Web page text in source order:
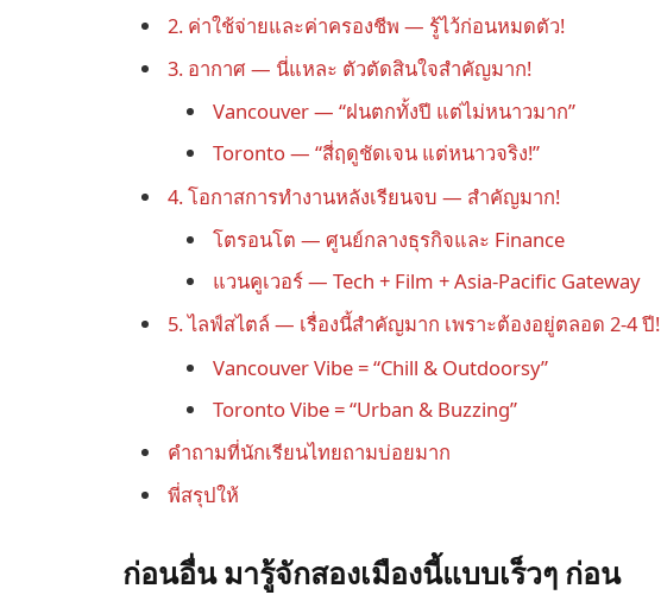
2. ค่าใช้จ่ายและค่าครองชีพ — รู้ไว้ก่อนหมดตัว!
3. อากาศ — นี่แหละ ตัวตัดสินใจสำคัญมาก!
Vancouver — “ฝนตกทั้งปี แต่ไม่หนาวมาก”
Toronto — “สี่ฤดูชัดเจน แต่หนาวจริง!”
4. โอกาสการทำงานหลังเรียนจบ — สำคัญมาก!
โตรอนโต — ศูนย์กลางธุรกิจและ Finance
แวนคูเวอร์ — Tech + Film + Asia-Pacific Gateway
5. ไลฟ์สไตล์ — เรื่องนี้สำคัญมาก เพราะต้องอยู่ตลอด 2-4 ปี!
Vancouver Vibe = “Chill & Outdoorsy”
Toronto Vibe = “Urban & Buzzing”
คำถามที่นักเรียนไทยถามบ่อยมาก
พี่สรุปให้
ก่อนอื่น มารู้จักสองเมืองนี้แบบเร็วๆ ก่อน